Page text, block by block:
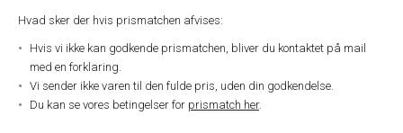
Hvad sker der hvis prismatchen afvises:
Hvis vi ikke kan godkende prismatchen, bliver du kontaktet på mail
med en forklaring.
Vi sender ikke varen til den fulde pris, uden din godkendelse.
Du kan se vores betingelser for prismatch her.